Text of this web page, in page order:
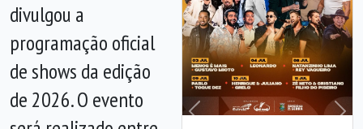
Anterior
divulgou a
programação oficial
de shows da edição
de 2026. O evento